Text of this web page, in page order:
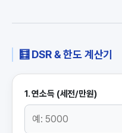
🧮 DSR & 한도 계산기
1. 연소득 (세전/만원)